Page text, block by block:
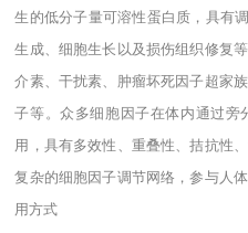
生的低分子量可溶性蛋白质，具有
生成、细胞生长以及损伤组织修复
介素、干扰素、肿瘤坏死因子超家
子等。众多细胞因子在体内通过
用，具有多效性、重叠性、拮抗性
复杂的细胞因子调节网络，参与人
用方式